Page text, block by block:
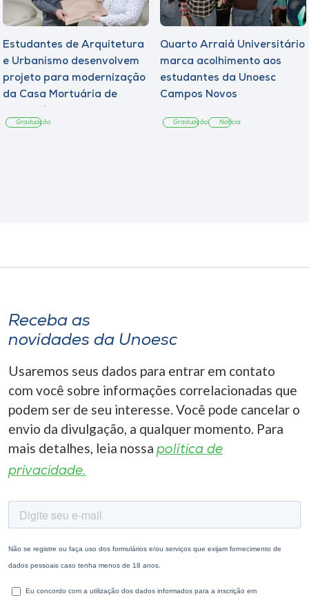
Estudantes de Arquitetura
e Urbanismo desenvolvem
projeto para modernização
da Casa Mortuária de
Graduação
Quarto Arraiá Universitário
marca acolhimento aos
estudantes da Unoesc
Campos Novos
Graduação Notícia
Receba as
novidades da Unoesc
Usaremos seus dados para entrar em contato
com você sobre informações correlacionadas que
podem ser de seu interesse. Você pode cancelar o
envio da divulgação, a qualquer momento. Para
mais detalhes, leia nossa política de
privacidade.